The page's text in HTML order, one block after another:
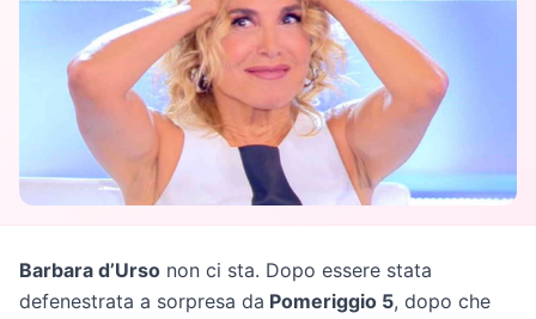
Barbara d’Urso non ci sta. Dopo essere stata
defenestrata a sorpresa da Pomeriggio 5, dopo che